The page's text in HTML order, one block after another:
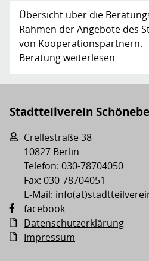
Übersicht über die
Rahmen der Angebote des
von Kooperationspartnern.
Beratung weiterlesen
Stadtteilverein
Crellestraße 38
10827 Berlin
Telefon: 030-78704050
Fax: 030-78704051
E-Mail:
facebook
Datenschutzerklärung
Impressum